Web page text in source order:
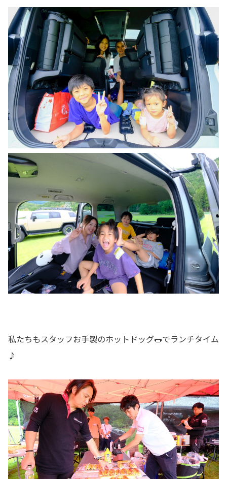
私たちもスタッフお手製のホットドッグ🌭でランチタイム
♪